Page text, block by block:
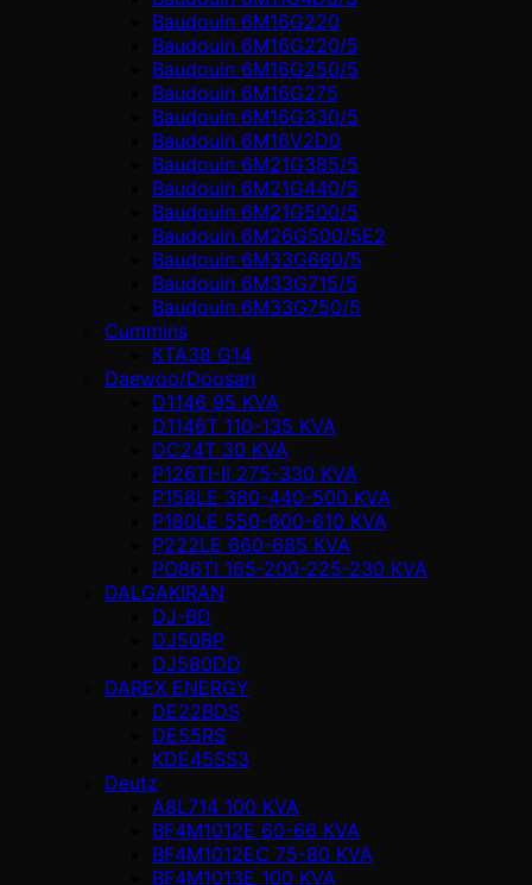
Baudouin 6M16G220
Baudouin 6M16G220/5
Baudouin 6M16G250/5
Baudouin 6M16G275
Baudouin 6M16G330/5
Baudouin 6M16V2D0
Baudouin 6M21G385/5
Baudouin 6M21G440/5
Baudouin 6M21G500/5
Baudouin 6M26G500/5E2
Baudouin 6M33G660/5
Baudouin 6M33G715/5
Baudouin 6M33G750/5
Cummins
KTA38 G14
Daewoo/Doosan
D1146 95 KVA
D1146T 110-135 KVA
DC24T 30 KVA
P126TI-II 275-330 KVA
P158LE 380-440-500 KVA
P180LE 550-600-610 KVA
P222LE 660-685 KVA
PO86TI 165-200-225-230 KVA
DALGAKIRAN
DJ-BD
DJ50BP
DJ580DD
DAREX ENERGY
DE22BDS
DE55RS
KDE45SS3
Deutz
A8L714 100 KVA
BF4M1012E 60-66 KVA
BF4M1012EC 75-80 KVA
BF4M1013E 100 KVA